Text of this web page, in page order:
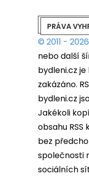
PRÁVA
© 2011 -
nebo další
bydleni.cz
zakázáno.
bydleni.cz
Jakékoli
obsahu
bez
společnosti
sociálních